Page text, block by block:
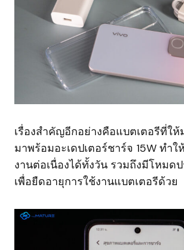
เรื่องสำคัญอีกอย่างคือแบตเตอรีที่ให้
มาพร้อมอะเดปเตอร์ชาร์จ 15W ทำใ
งานต่อเนื่องได้ทั้งวัน รวมถึงมีโหมด
เพื่อยืดอายุการใช้งานแบตเตอรีด้วย